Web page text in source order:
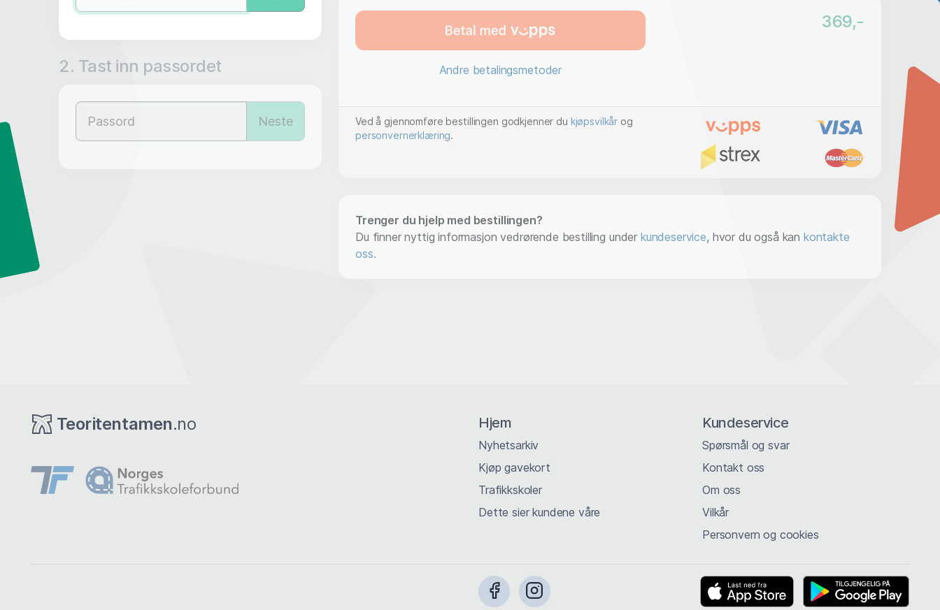
2. Tast inn passordet
Neste
Andre betalingsmetoder
369,-
Ved å gjennomføre bestillingen godkjenner du kjøpsvilkår og
personvernerklæring.
Trenger du hjelp med bestillingen?
Du finner nyttig informasjon vedrørende bestilling under kundeservice, hvor du også kan kontakte
oss.
Teoritentamen.no Hjem
Nyhetsarkiv
Kjøp gavekort
Trafikkskoler
Dette sier kundene våre
Kundeservice
Spørsmål og svar
Kontakt oss
Om oss
Vilkår
Personvern og cookies